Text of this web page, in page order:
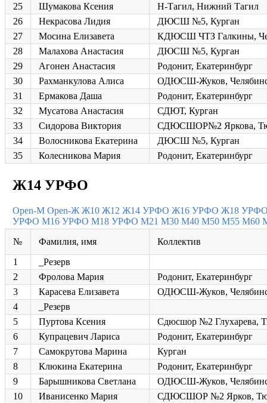
25
Шумакова Ксения
Н-Тагил, Нижний Тагил
26
Некрасова Лидия
ДЮСШ №5, Курган
27
Мосина Елизавета
КДЮСШ ЧТЗ Галкины,
28
Малахова Анастасия
ДЮСШ №5, Курган
29
Агонен Анастасия
Родонит, Екатеринбург
30
Рахманкулова Алиса
ОДЮСШ-Жуков,
31
Ермакова Даша
Родонит, Екатеринбург
32
Мусатова Анастасия
СДЮТ, Курган
33
Сидорова Виктория
СДЮСШОР№2 Яркова,
34
Волосникова Екатерина
ДЮСШ №5, Курган
35
Колесникова Мария Родонит, Екатеринбург
Ж14 УРФО
Open-M Open-Ж Ж10 Ж12 Ж14 УРФО Ж16 УРФО Ж18
УРФО М16 УРФО М18 УРФО М21 М30 М40 М50 М55 М60
№ Фамилия, имя
Коллектив
1
_Резерв
2
Фролова Мария
Родонит, Екатеринбург
3
Карасева Елизавета
ОДЮСШ-Жуков,
4
_Резерв
5
Пуртова Ксения
Сдюсшор №2 Глухарева,
6
Купрацевич Лариса
Родонит, Екатеринбург
7
Самокрутова Марина
Курган
8
Клюкина Екатерина
Родонит, Екатеринбург
9
Барышникова Светлана
ОДЮСШ-Жуков,
10
Иванисенко Мария СДЮСШОР №2 Ярков,